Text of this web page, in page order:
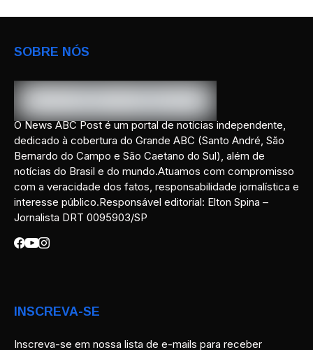
SOBRE NÓS
O News ABC Post é um portal de notícias independente,
dedicado à cobertura do Grande ABC (Santo André, São
Bernardo do Campo e São Caetano do Sul), além de
notícias do Brasil e do mundo.Atuamos com compromisso
com a veracidade dos fatos, responsabilidade jornalística e
interesse público.Responsável editorial: Elton Spina –
Jornalista DRT 0095903/SP
INSCREVA-SE
Inscreva-se em nossa lista de e-mails para receber